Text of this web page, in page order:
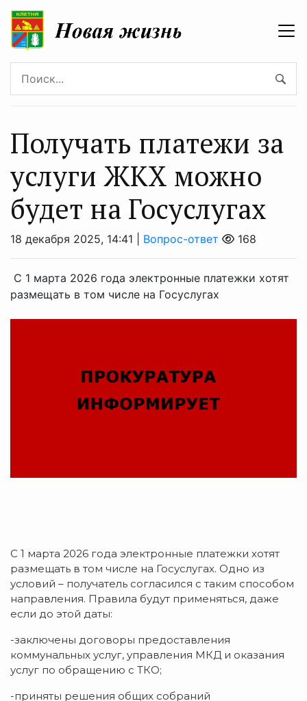
Получать платежи за
услуги ЖКХ можно
будет на Госуслугах
18 декабря 2025, 14:41 | Вопрос-ответ 168
С 1 марта 2026 года электронные платежки хотят
размещать в том числе на Госуслугах
С 1 марта 2026 года электронные платежки хотят
размещать в том числе на Госуслугах. Одно из
условий – получатель согласился с таким способом
направления. Правила будут применяться, даже
если до этой даты:
-заключены договоры предоставления
коммунальных услуг, управления МКД и оказания
услуг по обращению с ТКО;
-приняты решения общих собраний